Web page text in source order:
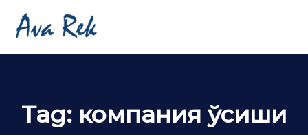
Tag: компания ўсиши